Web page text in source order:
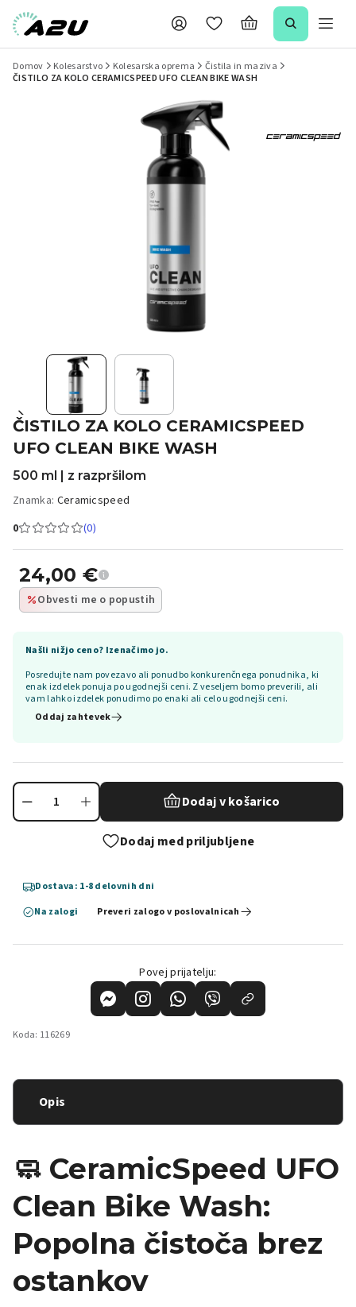
Domov Kolesarstvo Kolesarska oprema
Čistila in maziva
ČISTILO ZA KOLO CERAMICSPEED UFO CLEAN BIKE WASH
ČISTILO ZA KOLO CERAMICSPEED
UFO CLEAN BIKE WASH
500 ml | z razpršilom
Znamka: Ceramicspeed
0
(0)
24,00 €
Obvesti me o popustih
Našli nižjo ceno? Izenačimo jo.
Posredujte nam povezavo ali ponudbo konkurenčnega ponudnika, ki
enak izdelek ponuja po ugodnejši ceni. Z veseljem bomo preverili, ali
vam lahko izdelek ponudimo po enaki ali celo ugodnejši ceni.
Oddaj zahtevek
Dodaj v košarico
Dodaj med priljubljene
Dostava: 1-8 delovnih dni
Na zalogi
Preveri zalogo v poslovalnicah
Povej prijatelju:
Koda: 116269
Opis
🧼 CeramicSpeed UFO
Clean Bike Wash:
Popolna čistoča brez
ostankov